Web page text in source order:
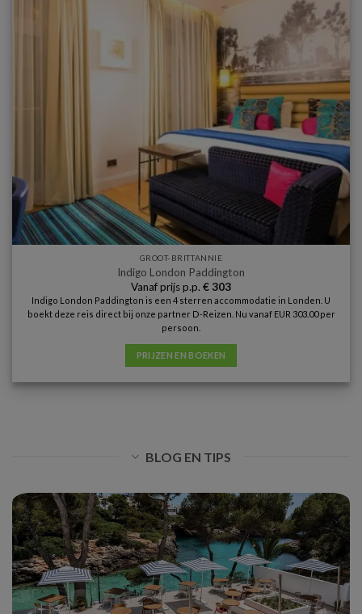
GROOT-BRITTANNIE
Indigo London Paddington
Vanaf prijs p.p. € 303
Indigo London Paddington is een 4 sterren accommodatie in Londen. U
boekt deze reis direct bij onze partner D-Reizen. Nu vanaf EUR 303.00 per
persoon.
PRIJZEN EN BOEKEN
BLOG EN TIPS